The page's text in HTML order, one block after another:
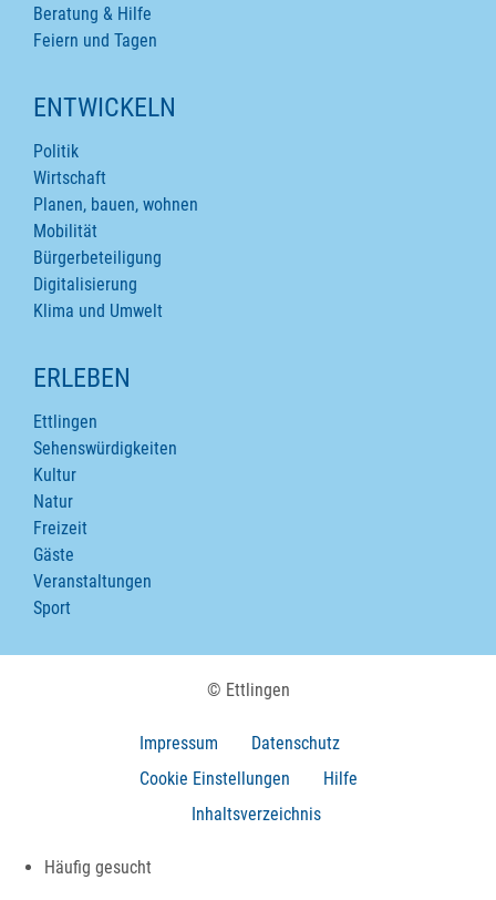
Beratung & Hilfe
Feiern und Tagen
ENTWICKELN
Politik
Wirtschaft
Planen, bauen, wohnen
Mobilität
Bürgerbeteiligung
Digitalisierung
Klima und Umwelt
ERLEBEN
Ettlingen
Sehenswürdigkeiten
Kultur
Natur
Freizeit
Gäste
Veranstaltungen
Sport
© Ettlingen
Impressum
Datenschutz
Cookie Einstellungen
Hilfe
Inhaltsverzeichnis
Häufig gesucht